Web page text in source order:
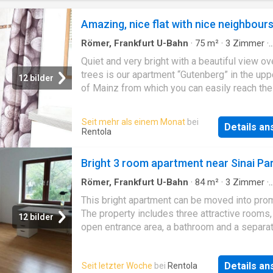
12 bilder
Amazing, nice flat with nice neighbours
Römer, Frankfurt U-Bahn · 75 m² · 3 Zimmer ·
Quiet and very bright with a beautiful view
trees is our apartment “Gutenberg” in the
of Mainz from which you can easily reach
surrounds the western and southern city
connects it with the districts of Bretzenheim,
Weisenau and Hechtsheim. Smaller stores
reach, even without a car
Seit mehr als einem Monat bei
Rentola
Details
12 bilder
Bright 3 room apartment near Sinai
Römer, Frankfurt U-Bahn · 84m² · 3 Zimmer ·
This bright apartment can be moved into
The property includes three attractive rooms,
open entrance area, a bathroom and a
and a balcony complete this apartment. The
apartment is bright and barrier-free
Seit letzter Woche bei Rentola Details